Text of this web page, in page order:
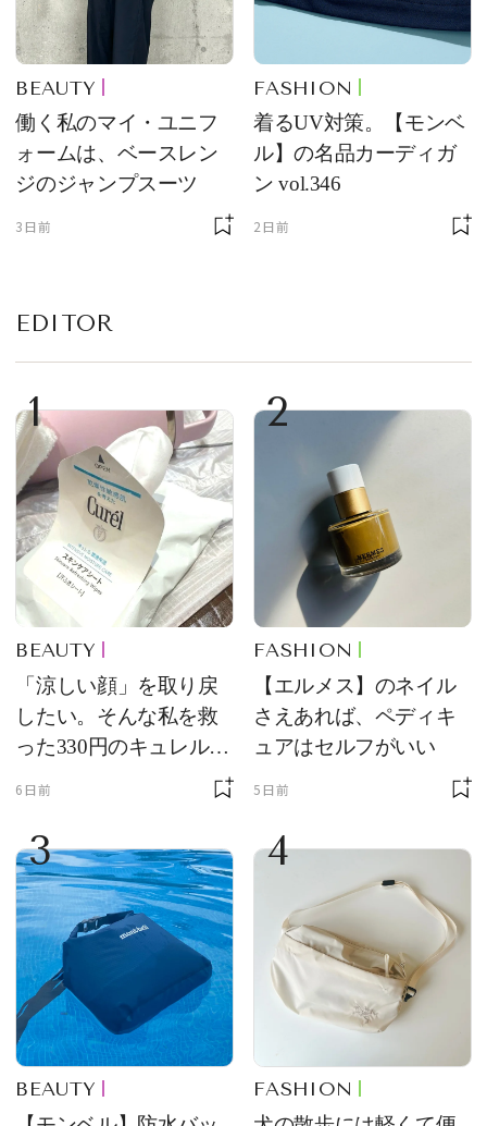
BEAUTY
働く私のマイ・ユニフ
ォームは、ベースレン
ジのジャンプスーツ
3日前
FASHION
着るUV対策。【モンベ
ル】の名品カーディガ
ン vol.346
2日前
EDITOR
1
BEAUTY
「涼しい顔」を取り戻
したい。そんな私を救
った330円のキュレル名
6日前
2
FASHION
【エルメス】のネイル
さえあれば、ペディキ
ュアはセルフがいい
5日前
3
BEAUTY
4
FASHION